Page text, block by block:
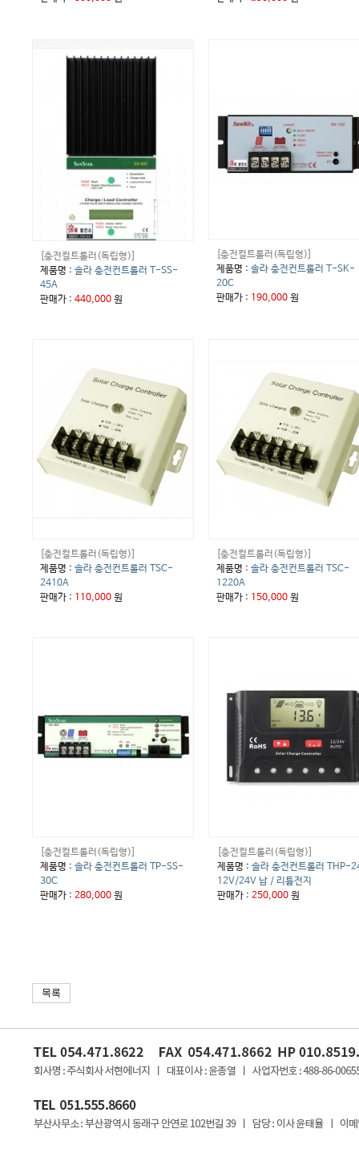
[충전컬트롤러(독립형)]
제품명 :솔라 충전컨트롤러 T-SS-
45A
판매가 :440,000 원
[충전컬트롤러(독립형)]
제품명 :솔라 충전컨트롤러 T-SK-
20C
판매가 : 190,000 원
[충전컬트롤러(독립형)]
제품명 :솔라 충전컨트롤러 TSC-
2410A
판매가 : 110,000 원
[충전컬트롤러(독립형)]
제품명 :솔라 충전컨트롤러 TSC-
1220A
판매가 : 150,000 원
[충전컬트롤러(독립형)]
제품명 :솔라 충전컨트롤러 TP-SS-
30C
판매가 :280,000 원
[충전컬트롤러(독립형)]
제품명 :솔라 충전컨트롤러 THP-
12V/24V 납 / 리튬전지
판매가 :250,000 원